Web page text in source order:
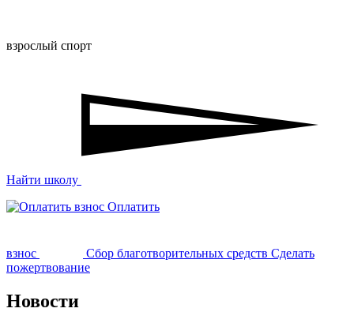
взрослый спорт
Найти школу
Оплатить
взнос Сбор благотворительных средств Сделать
пожертвование
Новости